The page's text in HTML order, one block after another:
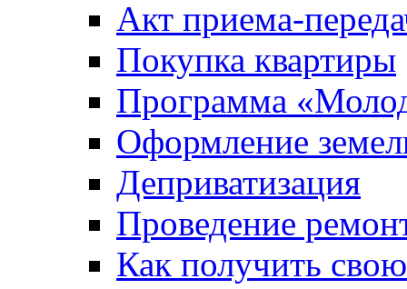
Акт приема-
Покупка квартиры
Программа
Оформление
Деприватизация
Проведение
Как получить